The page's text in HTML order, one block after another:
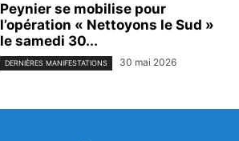
Peynier se mobilise pour
l’opération « Nettoyons le Sud »
le samedi 30...
DERNIÈRES MANIFESTATIONS 30 mai 2026